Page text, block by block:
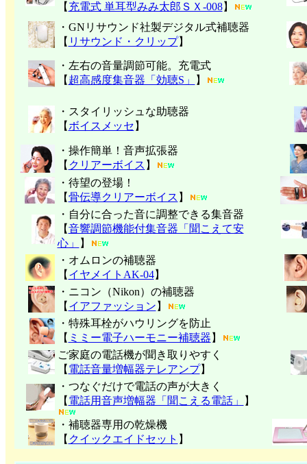
【 充電式 単耳型みみ太郎ＳＸ-008】
・GNリサウンド社製デジタル式補聴器
【 リサウンド・クリップ】
・左右の音量調節可能。充電式
【 超高感度集音器「効聴S」 】
・スタイリッシュな助聴器
【 ボイスメッセ 】
・操作簡単！音声拡張器
【 クリアーボイス 】
・待望の登場！
【骨伝導クリアーボイス 】
・自分に合った音に調整できる集音器
【音響調節機能付集音器「聞こえて安
心」
】
・オムロンの補聴器
【 イヤメイトAK-04】
・ニコン（Nikon）の補聴器
【 イアファッション 】
・特殊耳栓がハウリングを防止
【 ミミー電子ハーモニー補聴器 】
ご家庭の電話機が聞き取りやすく
【 電話音量増幅器テレアンプ】
・つなぐだけで電話の声が大きく
【 電話用音声増幅器「聞こえる電話」 】
・補聴器専用の乾燥機
【 クイックエイドセット 】